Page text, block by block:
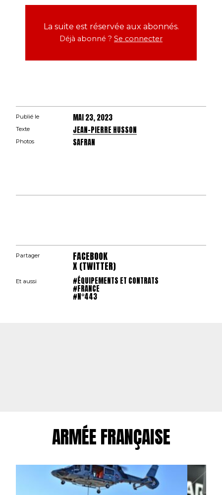
La suite est réservée aux abonnés.
Déjà abonné ? Se connecter
Publié le MAI 23, 2023
Texte JEAN-PIERRE HUSSON
Photos SAFRAN
Partager FACEBOOK
X (TWITTER)
Et aussi #ÉQUIPEMENTS ET CONTRATS
#FRANCE
#N°443
ARMÉE FRANÇAISE